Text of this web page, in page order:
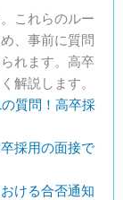
これらのルー
、事前に質問
れます。高卒
解説します。
質問！高卒採
採用の面接で
ける合否通知